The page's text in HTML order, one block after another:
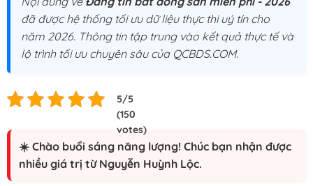
đã được hệ thống tối ưu dữ liệu thực thi uý tín cho
năm 2026. Thông tin tập trung vào kết quả thực tế và
lộ trình tối ưu chuyên sâu của QCBDS.COM.
☀️ Chào buổi sáng năng lượng! Chúc bạn nhận được
nhiều giá trị từ Nguyễn Huỳnh Lộc.